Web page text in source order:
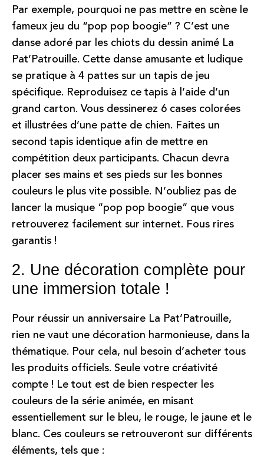
Par exemple, pourquoi ne pas mettre en scène le
fameux jeu du “pop pop boogie” ? C’est une
danse adoré par les chiots du dessin animé La
Pat’Patrouille. Cette danse amusante et ludique
se pratique à 4 pattes sur un tapis de jeu
spécifique. Reproduisez ce tapis à l’aide d’un
grand carton. Vous dessinerez 6 cases colorées
et illustrées d’une patte de chien. Faites un
second tapis identique afin de mettre en
compétition deux participants. Chacun devra
placer ses mains et ses pieds sur les bonnes
couleurs le plus vite possible. N’oubliez pas de
lancer la musique “pop pop boogie” que vous
retrouverez facilement sur internet. Fous rires
garantis !
2. Une décoration complète pour
une immersion totale !
Pour réussir un anniversaire La Pat’Patrouille,
rien ne vaut une décoration harmonieuse, dans la
thématique. Pour cela, nul besoin d’acheter tous
les produits officiels. Seule votre créativité
compte ! Le tout est de bien respecter les
couleurs de la série animée, en misant
essentiellement sur le bleu, le rouge, le jaune et le
blanc. Ces couleurs se retrouveront sur différents
éléments, tels que :